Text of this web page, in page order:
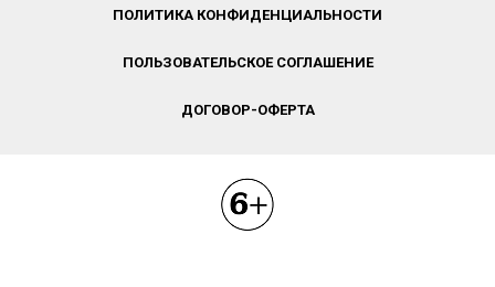
ПОЛИТИКА КОНФИДЕНЦИАЛЬНОСТИ
ПОЛЬЗОВАТЕЛЬСКОЕ СОГЛАШЕНИЕ
ДОГОВОР-ОФЕРТА